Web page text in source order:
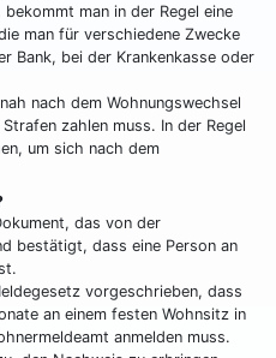
man in der Regel eine
man für verschiedene Zwecke
Bank, bei der Krankenkasse oder
nach dem Wohnungswechsel
zahlen muss. In der Regel
um sich nach dem
das von der
bestätigt, dass eine Person an
vorgeschrieben, dass
an einem festen Wohnsitz in
anmelden muss.